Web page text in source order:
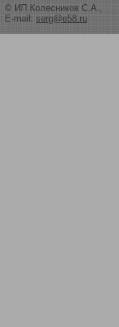
© ИП Колесников С.А.,
E-mail: serg@e58.ru